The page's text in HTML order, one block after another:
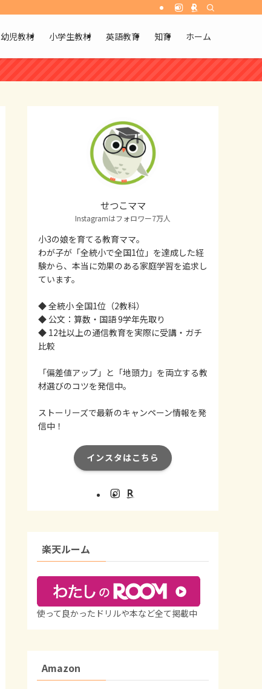
幼児教材 小学生教材 英語教育 知育 ホーム
せつこママ
Instagramはフォロワー7万人
小3の娘を育てる教育ママ。
わが子が「全統小で全国1位」を達成した経
験から、本当に効果のある家庭学習を追求し
ています。
◆ 全統小 全国1位（2教科）
◆ 公文：算数・国語 9学年先取り
◆ 12社以上の通信教育を実際に受講・ガチ
比較
「偏差値アップ」と「地頭力」を両立する教
材選びのコツを発信中。
ストーリーズで最新のキャンペーン情報を発
信中！
インスタはこちら
楽天ルーム
使って良かったドリルや本など全て掲載中
Amazon